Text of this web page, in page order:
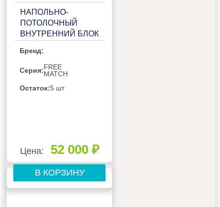
НАПОЛЬНО-
ПОТОЛОЧНЫЙ
ВНУТРЕННИЙ БЛОК
СИСТЕМЫ GREE
FREE MATCH IV
GEH18AA-
K6DNA1E/I
Бренд:
Серия:FREE
MATCH
Остаток:5 шт
Цена: 52 000 ₽
В КОРЗИНУ